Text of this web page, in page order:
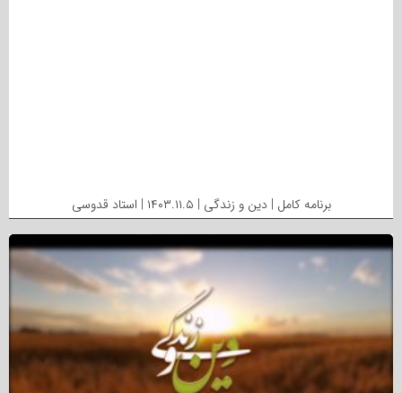
برنامه کامل | دین و زندگی | ۱۴۰۳.۱۱.۵ | استاد قدوسی